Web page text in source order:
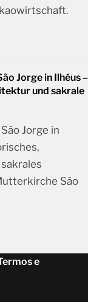
Jorge in Ilhéus –
und sakrale
Jorge in
São
e